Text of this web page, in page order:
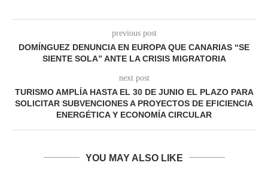
previous post
DOMÍNGUEZ DENUNCIA EN EUROPA QUE CANARIAS “SE
SIENTE SOLA” ANTE LA CRISIS MIGRATORIA
next post
TURISMO AMPLÍA HASTA EL 30 DE JUNIO EL PLAZO PARA
SOLICITAR SUBVENCIONES A PROYECTOS DE EFICIENCIA
ENERGÉTICA Y ECONOMÍA CIRCULAR
YOU MAY ALSO LIKE